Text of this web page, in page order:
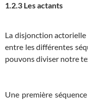
1.2.3 Les actants
La disjonction
entre les différentes
pouvons diviser notre
Une première